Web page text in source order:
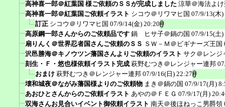
高神喜一郎＠紅葉国 様ご依頼のＳＳが完成しました 涼華＠海法よ
高神喜一郎＠紅葉国ご依頼イラスト シコウ＠リワマヒ国 07/9/13(木)
訂正 シコウ＠リワマヒ国 07/9/14(金) 20:20
高原鋼一郎さんからのご依頼品です 鍋 ヒサ子＠鍋の国 07/9/15(土)
扇りんく＠世界忍者国さんご依頼のＳＳ ＳＷ－Ｍ＠ビギナーズ王国
沢邑勝海＠キノウツン藩国さんよりご依頼のイラスト サク＠レンジ
刻生・Ｆ・悠也様依頼イラスト完成 萩野むつき＠レンジャー連邦
おまけ 萩野むつき＠レンジャー連邦 07/9/16(日) 22:27
壊和城夜＠ながみ藩国様よりのご依頼物 まき＠鍋の国 07/9/17(月)
あおひとさんからのご依頼イラスト あやの＠ＦＥＧ 07/9/17(月)
双海さんお見合いイベント御依頼イラスト 南天＠後ほねっこ男爵領